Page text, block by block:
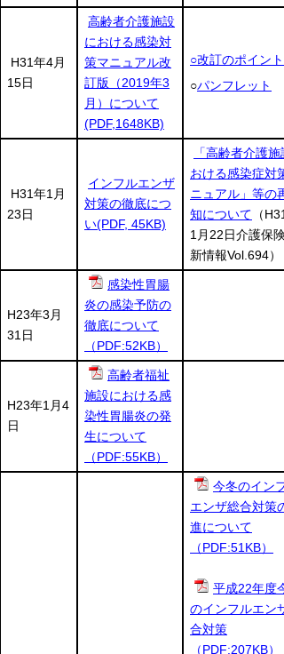
H31年4月
15日
高齢者介護施設
における感染対
策マニュアル改
訂版（2019年3
月）について
(PDF,1648KB)
○改訂のポイント
○パンフレット
H31年1月
23日
インフルエンザ
対策の徹底につ
い(PDF, 45KB)
「高齢者介護施
おける感染症対
ニュアル」等の
知について （
1月22日介護保険
新情報Vol.694）
H23年3月
31日
感染性胃腸
炎の感染予防の
徹底について
（PDF:52KB）
H23年1月4
日
高齢者福祉
施設における感
染性胃腸炎の発
生について
（PDF:55KB）
今冬のインフ
エンザ総合対策
進について
（PDF:51KB）
平成22年度
のインフルエン
合対策
（PDF:207KB）